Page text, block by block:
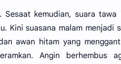
kemudian, suara
Kini suasana malam menjadi
awan hitam yang
Angin berhembus